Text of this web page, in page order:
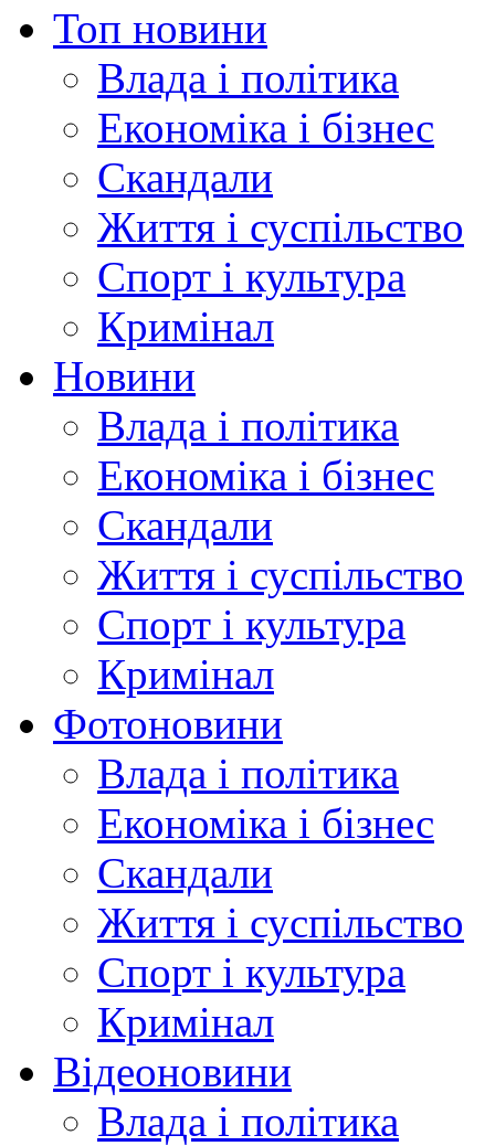
Топ новини
Влада і політика
Економіка і бізнес
Скандали
Життя і суспільство
Спорт і культура
Кримінал
Новини
Влада і політика
Економіка і бізнес
Скандали
Життя і суспільство
Спорт і культура
Кримінал
Фотоновини
Влада і політика
Економіка і бізнес
Скандали
Життя і суспільство
Спорт і культура
Кримінал
Відеоновини
Влада і політика